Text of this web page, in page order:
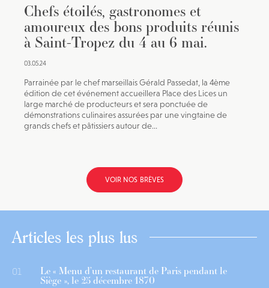
Chefs étoilés, gastronomes et
amoureux des bons produits réunis
à Saint-Tropez du 4 au 6 mai.
03.05.24
Parrainée par le chef marseillais Gérald Passedat, la 4ème
édition de cet événement accueillera Place des Lices un
large marché de producteurs et sera ponctuée de
démonstrations culinaires assurées par une vingtaine de
grands chefs et pâtissiers autour de...
VOIR NOS BRÈVES
Articles les plus lus
01 Le « Menu d’un restaurant de Paris pendant le
Siège », le 25 décembre 1870